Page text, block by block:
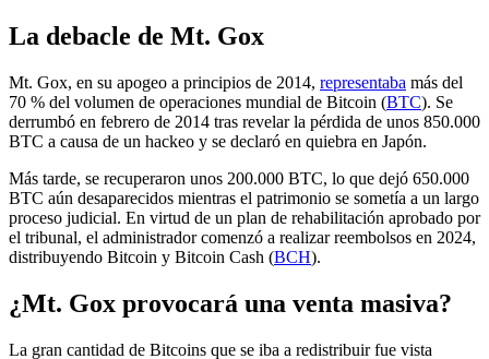
La debacle de Mt. Gox
Mt. Gox, en su apogeo a principios de 2014, representaba más del
70 % del volumen de operaciones mundial de Bitcoin (BTC). Se
derrumbó en febrero de 2014 tras revelar la pérdida de unos 850.000
BTC a causa de un hackeo y se declaró en quiebra en Japón.
Más tarde, se recuperaron unos 200.000 BTC, lo que dejó 650.000
BTC aún desaparecidos mientras el patrimonio se sometía a un largo
proceso judicial. En virtud de un plan de rehabilitación aprobado por
el tribunal, el administrador comenzó a realizar reembolsos en 2024,
distribuyendo Bitcoin y Bitcoin Cash (BCH).
¿Mt. Gox provocará una venta masiva?
La gran cantidad de Bitcoins que se iba a redistribuir fue vista